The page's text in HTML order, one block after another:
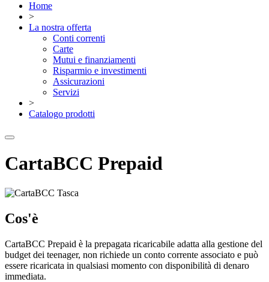
Home
>
La nostra offerta
Conti correnti
Carte
Mutui e finanziamenti
Risparmio e investimenti
Assicurazioni
Servizi
>
Catalogo prodotti
CartaBCC Prepaid
Cos'è
CartaBCC Prepaid è la prepagata ricaricabile adatta alla gestione del
budget dei teenager, non richiede un conto corrente associato e può
essere ricaricata in qualsiasi momento con disponibilità di denaro
immediata.